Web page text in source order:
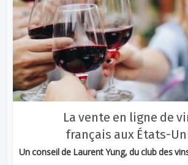
La vente en ligne de
français aux États-
Un conseil de Laurent Yung, du club des